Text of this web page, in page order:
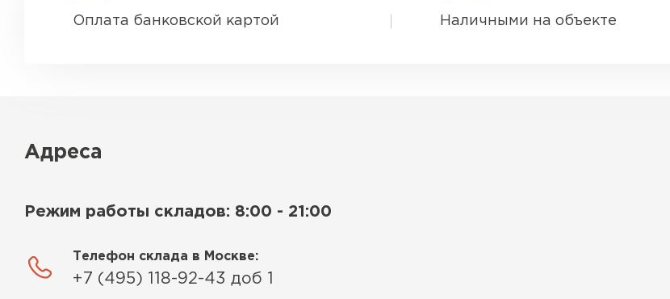
Оплата банковской картой Наличными на объекте
Адреса
Режим работы складов: 8:00 - 21:00
Телефон склада в Москве:
+7 (495) 118-92-43 доб 1